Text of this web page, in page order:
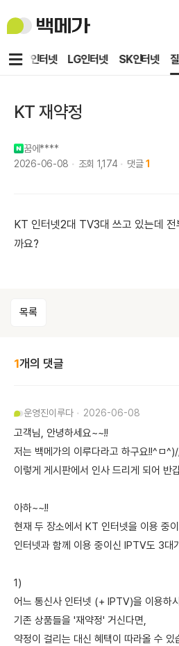
백
메
KT인터넷 LG인터넷 SK인터넷
메
KT 재약정
꿈에****
2026-06-08
조회 1,174 댓글 1
KT 인터넷2대 TV3대 쓰고 있는데 전
까요?
목록
1개의 댓글
운영진이루다 2026-06-08
고객님, 안녕하세요~~!!
저는 백메가의 이루다라고 하구요!!^ㅁ
이렇게 게시판에서 인사 드리게 되어 반
아하~~!!
현재 두 장소에서 KT 인터넷을 이용 중
인터넷과 함께 이용 중이신 IPTV도 3대
1)
어느 통신사 인터넷 (+ IPTV)을 이용하
기존 상품들을 '재약정' 거신다면,
약정이 걸리는 대신 혜택이 따라올 수 있